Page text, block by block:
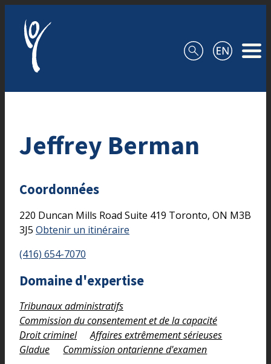
Jeffrey Berman
Coordonnées
220 Duncan Mills Road Suite 419 Toronto, ON M3B
3J5 Obtenir un itinéraire
(416) 654-7070
Domaine d'expertise
Tribunaux administratifs
Commission du consentement et de la capacité
Droit criminel
Affaires extrêmement sérieuses
Gladue
Commission ontarienne d'examen